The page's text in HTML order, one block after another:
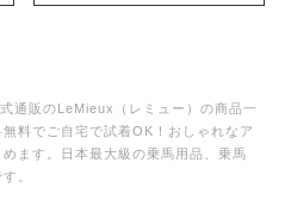
通販のLeMieux（レミュー）の商品一
料でご自宅で試着OK！おしゃれなア
ます。日本最大級の乗馬用品、乗馬
。